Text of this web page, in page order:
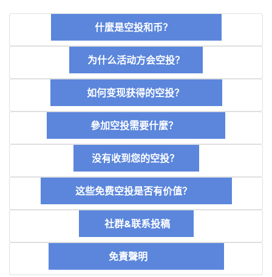
什麼是空投和币？
为什么活动方会空投？
如何变现获得的空投？
參加空投需要什麼？
没有收到您的空投？
这些免费空投是否有价值？
社群&联系投稿
免責聲明